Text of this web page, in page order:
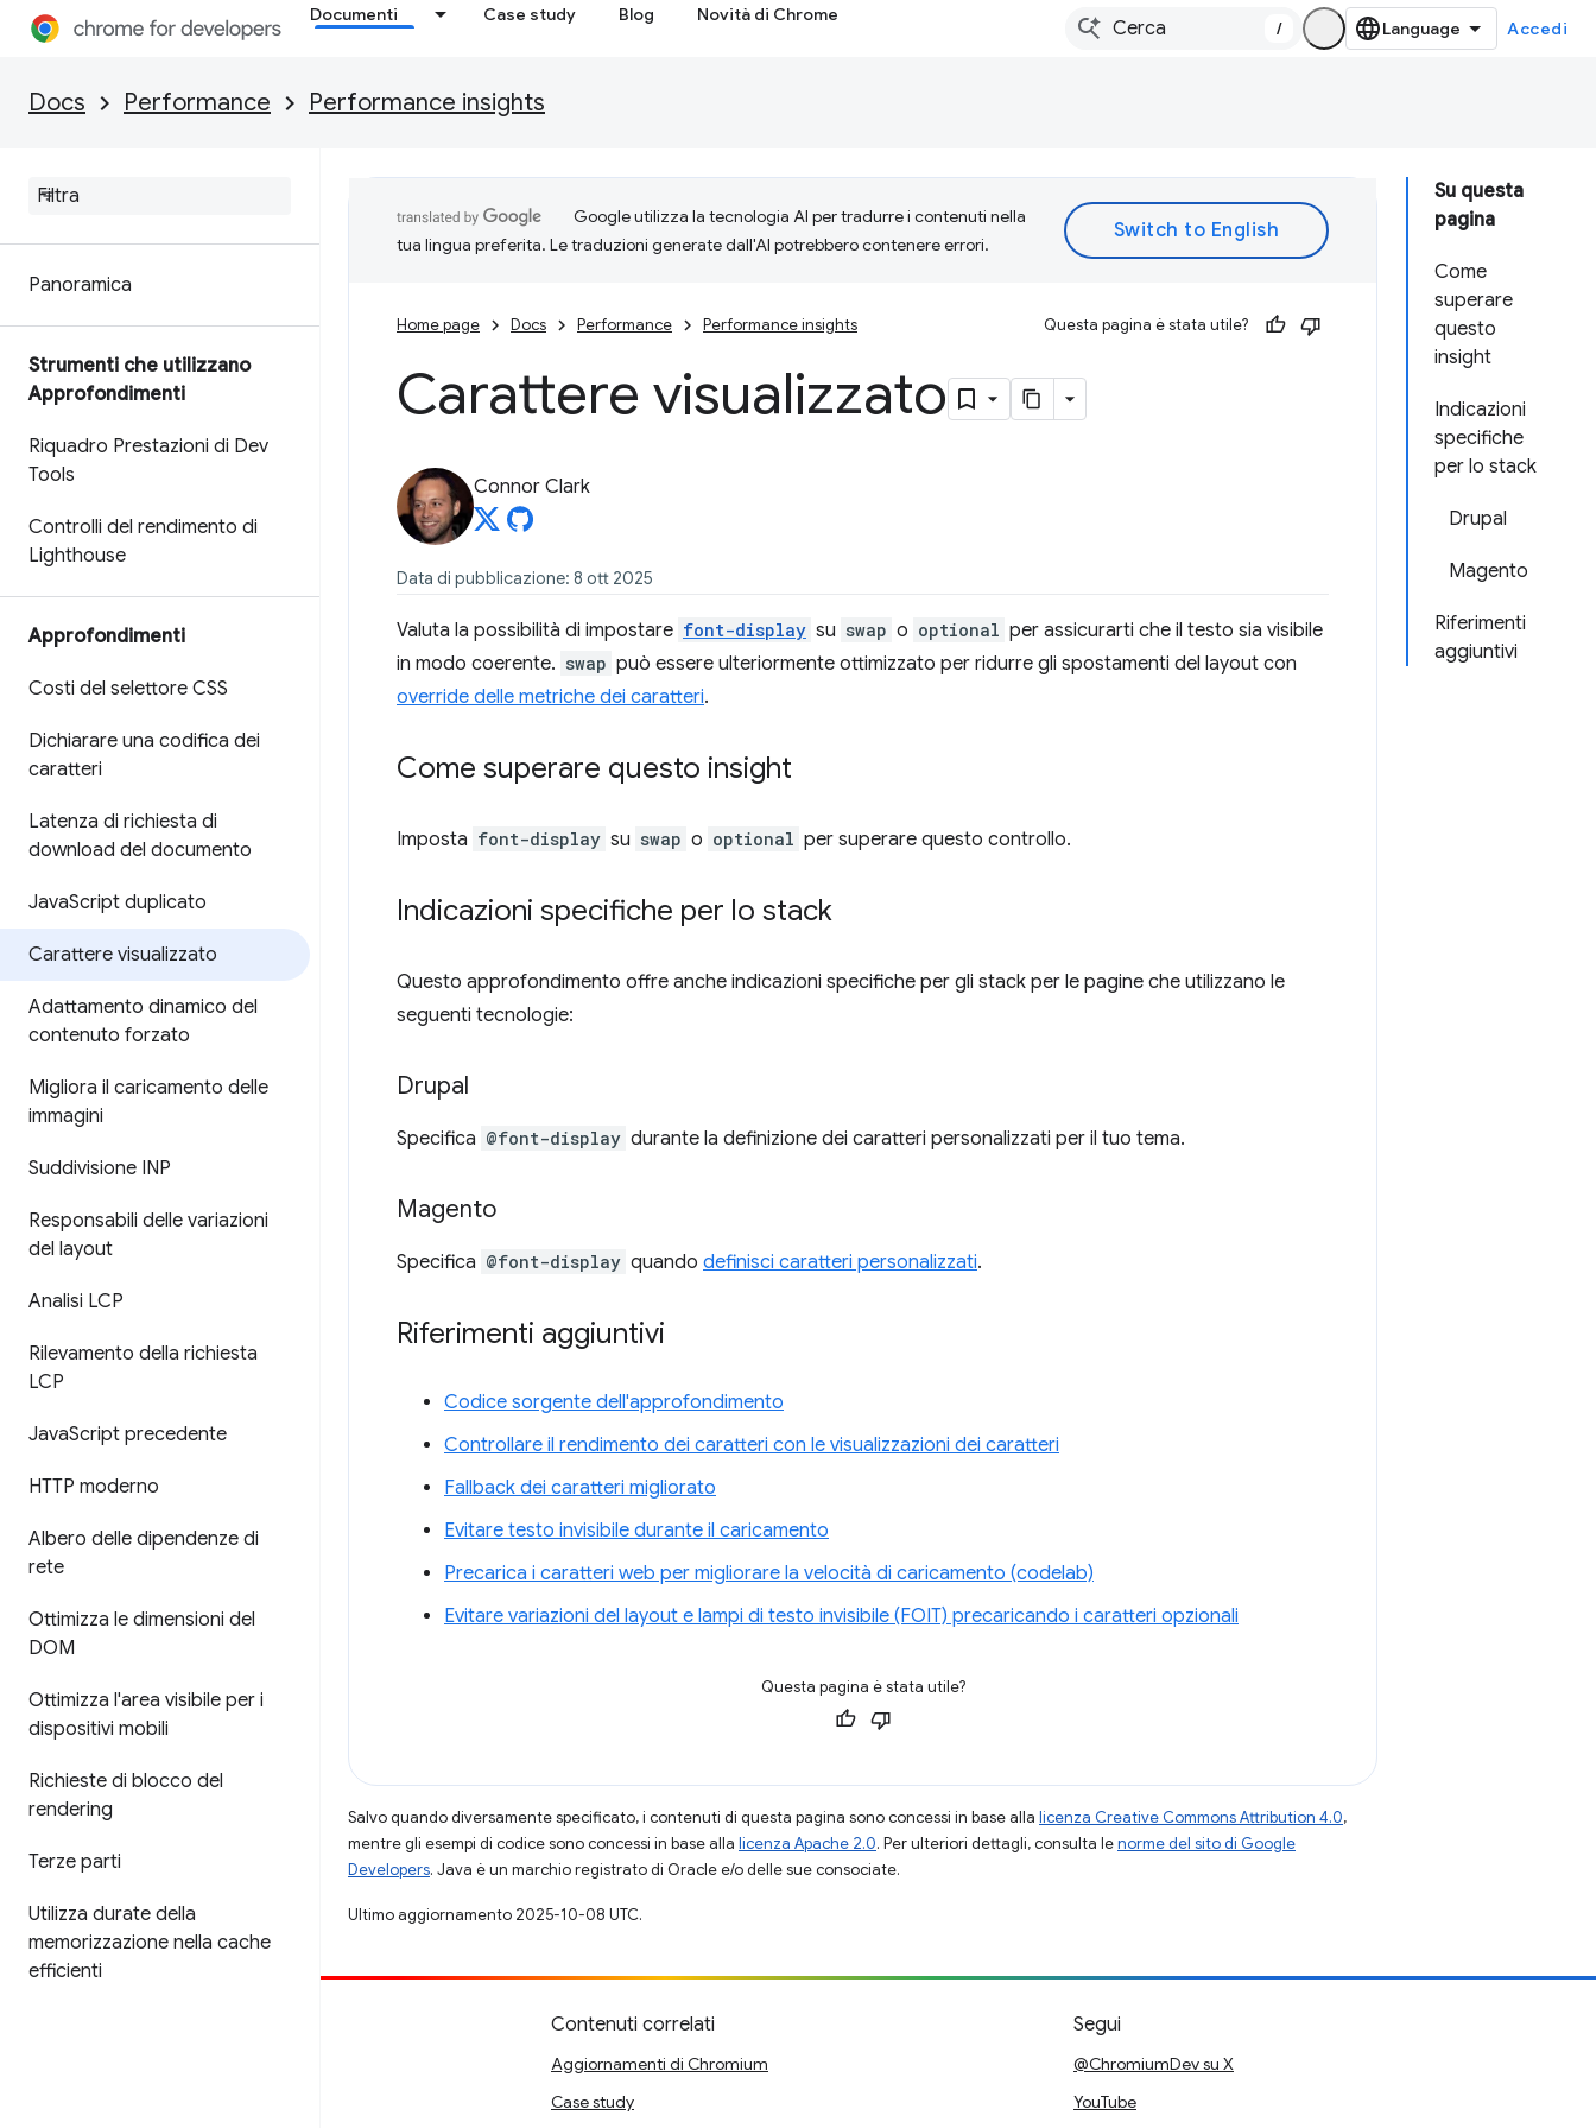
Documenti Case study Blog Novità di Chrome
/ Accedi
Docs Performance Performance insights
Panoramica
Strumenti che utilizzano
Approfondimenti
Riquadro Prestazioni di Dev
Tools
Controlli del rendimento di
Lighthouse
Approfondimenti
Costi del selettore CSS
Dichiarare una codifica dei
caratteri
Latenza di richiesta di
download del documento
JavaScript duplicato
Carattere visualizzato
Adattamento dinamico del
contenuto forzato
Migliora il caricamento delle
immagini
Suddivisione INP
Responsabili delle variazioni
del layout
Analisi LCP
Rilevamento della richiesta
LCP
JavaScript precedente
HTTP moderno
Albero delle dipendenze di
rete
Ottimizza le dimensioni del
DOM
Ottimizza l'area visibile per i
dispositivi mobili
Richieste di blocco del
rendering
Terze parti
Utilizza durate della
memorizzazione nella cache
efficienti
Su questa
pagina
Come
superare
questo
insight
Indicazioni
specifiche
per lo stack
Drupal
Magento
Riferimenti
aggiuntivi
Google utilizza la tecnologia AI per tradurre i contenuti nella
tua lingua preferita. Le traduzioni generate dall'AI potrebbero contenere errori.
Home page Docs Performance Performance insights Questa pagina è stata utile?
Carattere visualizzato
Connor Clark
Data di pubblicazione: 8 ott 2025
Valuta la possibilità di impostare font-display su swap o optional per assicurarti che il testo sia visibile
in modo coerente. swap può essere ulteriormente ottimizzato per ridurre gli spostamenti del layout con
override delle metriche dei caratteri.
Come superare questo insight
Imposta font-display su swap o optional per superare questo controllo.
Indicazioni specifiche per lo stack
Questo approfondimento offre anche indicazioni specifiche per gli stack per le pagine che utilizzano le
seguenti tecnologie:
Drupal
Specifica @font-display durante la definizione dei caratteri personalizzati per il tuo tema.
Magento
Specifica @font-display quando definisci caratteri personalizzati.
Riferimenti aggiuntivi
Codice sorgente dell'approfondimento
Controllare il rendimento dei caratteri con le visualizzazioni dei caratteri
Fallback dei caratteri migliorato
Evitare testo invisibile durante il caricamento
Precarica i caratteri web per migliorare la velocità di caricamento (codelab)
Evitare variazioni del layout e lampi di testo invisibile (FOIT) precaricando i caratteri opzionali
Questa pagina è stata utile?
Salvo quando diversamente specificato, i contenuti di questa pagina sono concessi in base alla licenza Creative Commons Attribution 4.0,
mentre gli esempi di codice sono concessi in base alla licenza Apache 2.0. Per ulteriori dettagli, consulta lenorme del sito di Google
Developers. Java è un marchio registrato di Oracle e/o delle sue consociate.
Ultimo aggiornamento 2025-10-08 UTC.
Contenuti correlati
Aggiornamenti di Chromium
Case study
Segui
@ChromiumDev su X
YouTube